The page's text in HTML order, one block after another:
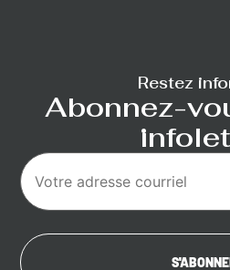
Restez
Abonnez-